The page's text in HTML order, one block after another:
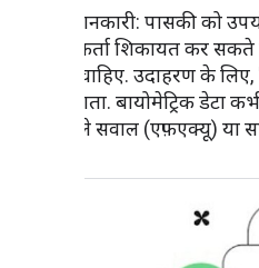
अहम जानकारी: पासकी को
उपयोगकर्ता शिकायत कर
जोड़ना चाहिए. उदाहरण के
किया जाता. बायोमेट्रिक
जाने वाले सवाल (एफ़एक्यू) या